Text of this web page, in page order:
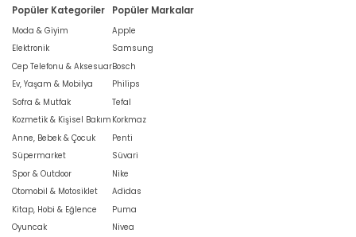
Popüler Kategoriler
Moda & Giyim
Elektronik
Cep Telefonu & Aksesuar
Ev, Yaşam & Mobilya
Sofra & Mutfak
Kozmetik & Kişisel Bakım
Anne, Bebek & Çocuk
Süpermarket
Spor & Outdoor
Otomobil & Motosiklet
Kitap, Hobi & Eğlence
Oyuncak
Popüler Markalar
Apple
Samsung
Bosch
Philips
Tefal
Korkmaz
Penti
Süvari
Nike
Adidas
Puma
Nivea